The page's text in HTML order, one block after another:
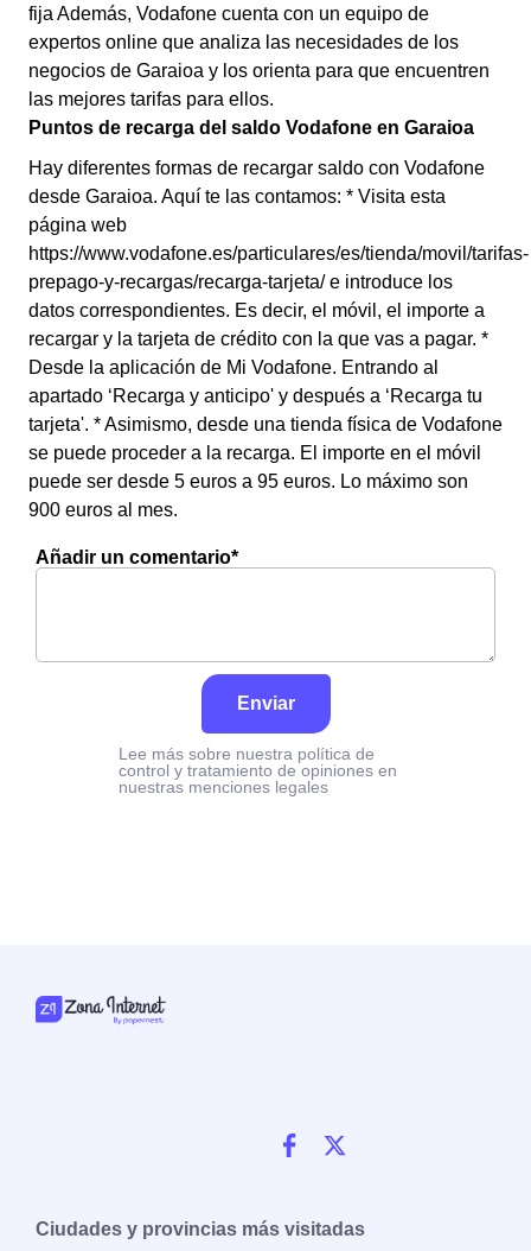
fija Además, Vodafone cuenta con un equipo de
expertos online que analiza las necesidades de los
negocios de Garaioa y los orienta para que encuentren
las mejores tarifas para ellos.
Puntos de recarga del saldo Vodafone en Garaioa
Hay diferentes formas de recargar saldo con Vodafone
desde Garaioa. Aquí te las contamos: * Visita esta
página web
https://www.vodafone.es/particulares/es/tienda/movil/tarifas-
prepago-y-recargas/recarga-tarjeta/ e introduce los
datos correspondientes. Es decir, el móvil, el importe a
recargar y la tarjeta de crédito con la que vas a pagar. *
Desde la aplicación de Mi Vodafone. Entrando al
apartado ‘Recarga y anticipo' y después a ‘Recarga tu
tarjeta'. * Asimismo, desde una tienda física de Vodafone
se puede proceder a la recarga. El importe en el móvil
puede ser desde 5 euros a 95 euros. Lo máximo son
900 euros al mes.
Añadir un comentario*
Enviar
Lee más sobre nuestra política de
control y tratamiento de opiniones en
nuestras menciones legales
Ciudades y provincias más visitadas